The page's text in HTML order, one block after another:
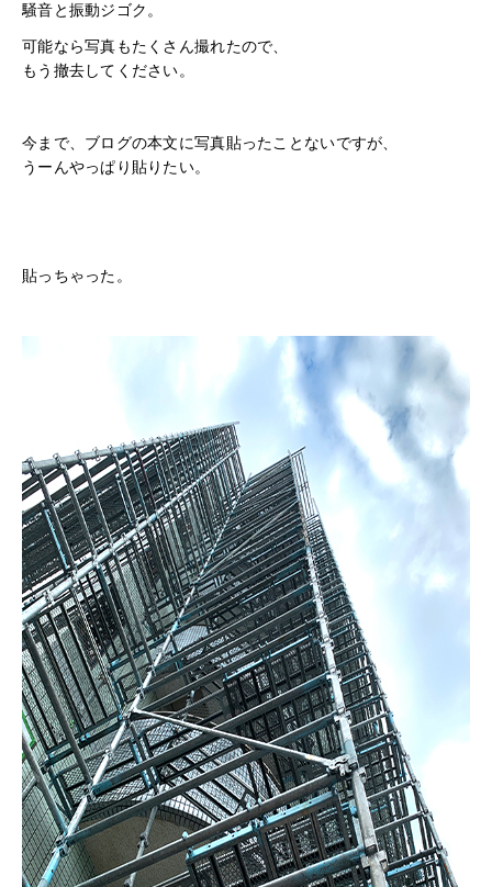
騒音と振動ジゴク。
可能なら写真もたくさん撮れたので、
もう撤去してください。
今まで、ブログの本文に写真貼ったことないですが、
うーんやっぱり貼りたい。
貼っちゃった。